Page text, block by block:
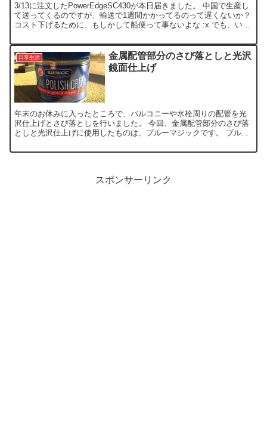
3/13に注文したPowerEdgeSC430が本日届きました。 中国で生産し
て送ってくるのですが、輸送で1週間かかってるのって遅くないか？
コスト下げるために、もしかして船便って事ないよな :x でも、いざ
日常生活
金属配管部分のさび落としと光沢
鏡面仕上げ
年末のお休みに入ったところで、バルコニーや水栓周りの配管を光
沢仕上げとさび落としを行いました。 今回、金属配管部分のさび落
としと光沢仕上げに使用したものは、ブルーマジックです。 ブルー
スポンサーリンク